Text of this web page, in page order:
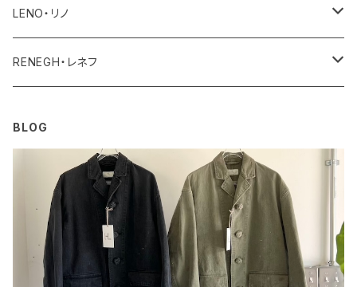
ユニセックスメンズ
その他
アウター
トップス
ワンピース・オールインワン
その他
LENO・リノ
アウター
ワンピース・サロペット
その他
RENEGH・レネフ
ボトム
BLOG